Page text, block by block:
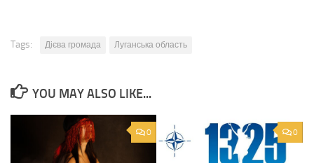
Tags: Дієва громада Луганська область
YOU MAY ALSO LIKE...
0 0